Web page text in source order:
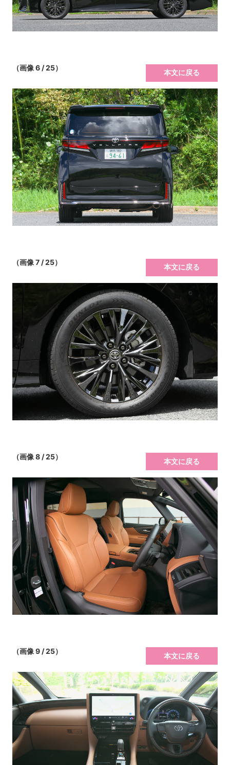
（画像 6 / 25）
本文に戻る
（画像 7 / 25）
本文に戻る
（画像 8 / 25）
本文に戻る
（画像 9 / 25）
本文に戻る